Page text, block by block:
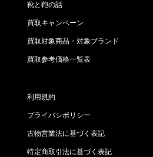
靴と鞄の話
買取キャンペーン
買取対象商品・対象ブランド
買取参考価格一覧表
利用規約
プライバシポリシー
古物営業法に基づく表記
特定商取引法に基づく表記